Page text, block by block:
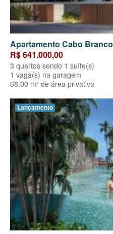
Apartamento Cabo Branco
R$ 641.000,00
3 quartos sendo 1 suíte(s)
1 vaga(s) na garagem
68.00 m² de área privativa
Lançamento